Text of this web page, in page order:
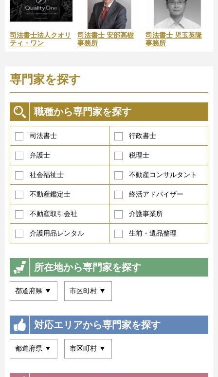
司法書士法人クオリ
ティ・ワン
司法書士 安部高樹
事務所
司法書士 児玉英隆
事務所
専門家を探す
職種から専門家を探す
司法書士 行政書士
弁護士 税理士
社会福祉士 不動産コンサルタント
不動産鑑定士 終活アドバイザー
不動産取引会社 介護事業所
介護用品レンタル 生前・遺品整理
所在地から専門家を探す
対応エリアから専門家を探す